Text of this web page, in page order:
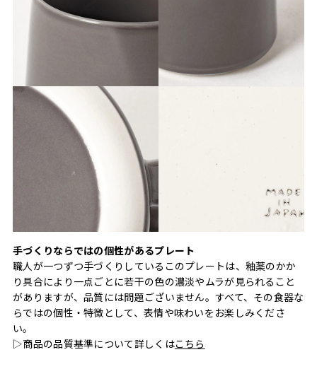
手づくりならではの個性があるプレート
職人が一つずつ手づくりしているこのプレートは、釉薬のかか
り具合により一点ごとに若干の色の濃淡やムラが見られること
がありますが、品質には問題ございません。すべて、その食器な
らではの個性・特徴として、表情や味わいをお楽しみくださ
い。
▷商品の品質基準について詳しくはこちら